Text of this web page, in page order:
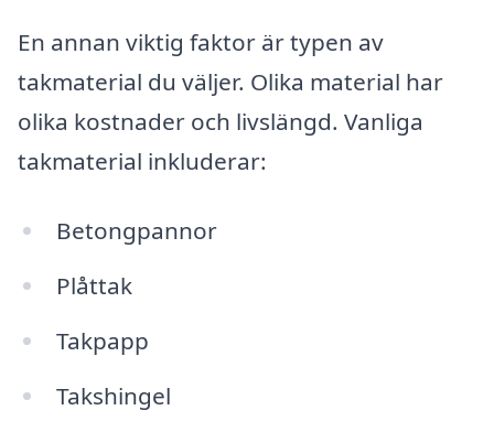
En annan viktig faktor är typen av
takmaterial du väljer. Olika material har
olika kostnader och livslängd. Vanliga
takmaterial inkluderar:
Betongpannor
Plåttak
Takpapp
Takshingel